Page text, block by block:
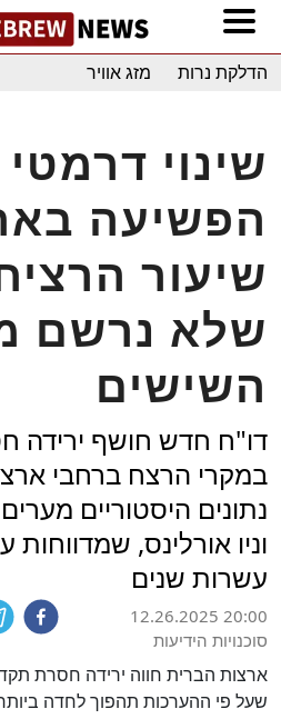
הדלקת נרות מזג אוויר
שינוי
הפשיעה
שיעור
שלא נרשם
השישים
דו"ח חדש חושף ירידה
במקרי הרצח ברחבי
נתונים היסטוריים מערים
וניו אורלינס,
עשרות שנים
12.26.2025 20:00
סוכנויות הידיעות
ארצות הברית חווה ירידה חסרת
שעל פי ההערכות תהפוך לחדה